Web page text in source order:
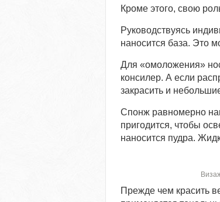
Кроме этого, свою
Руководствуясь
наносится база. Это
Для «омоложения»
консилер. А если
закрасить и
Спонж равномерно
пригодится, чтобы
наносится пудра.
Прежде чем красить